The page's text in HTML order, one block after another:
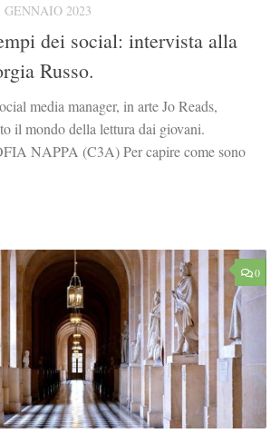
GENNAIO 2023
dei social: intervista alla
Russo.
media manager, in arte Jo Reads,
il mondo della lettura dai giovani.
NAPPA (C3A) Per capire come sono
0